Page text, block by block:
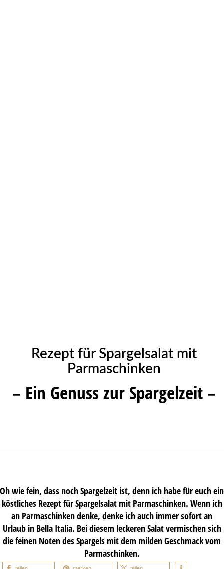
Rezept für Spargelsalat mit
Parmaschinken
– Ein Genuss zur Spargelzeit –
Oh wie fein, dass noch Spargelzeit ist, denn ich habe für euch ein
köstliches Rezept für Spargelsalat mit Parmaschinken. Wenn ich
an Parmaschinken denke, denke ich auch immer sofort an
Urlaub in Bella Italia. Bei diesem leckeren Salat vermischen sich
die feinen Noten des Spargels mit dem milden Geschmack vom
Parmaschinken.